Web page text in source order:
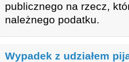
publicznego na rzecz,
należnego podatku.
Wypadek z udziałem